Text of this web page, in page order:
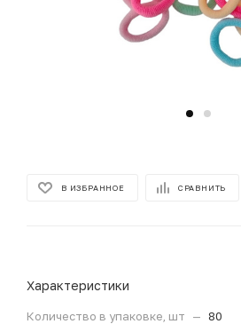
В ИЗБРАННОЕ СРАВНИТЬ
Характеристики
Количество в упаковке, шт — 80